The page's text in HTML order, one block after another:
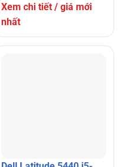
Xem chi tiết / giá mới
nhất